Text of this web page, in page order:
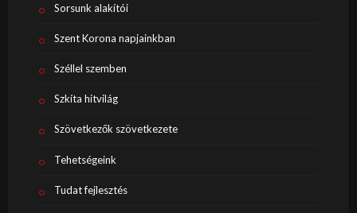
Sorsunk alakítói
Szent Korona napjainkban
Széllel szemben
Szkíta hitvilág
Szövetkezők szövetkezete
Tehetségeink
Tudat fejlesztés